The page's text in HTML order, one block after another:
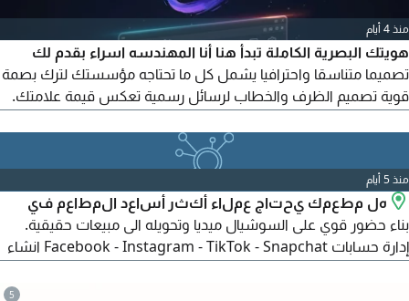
منذ 4 أيام
هويتك البصرية الكاملة تبدأ هنا أنا المهندسه اسراء بقدم لك
تصميما متناسقا واحترافيا يشمل كل ما تحتاجه مؤسستك لترك بصمة
قوية تصميم الظرف والخطاب لرسائل رسمية تعكس قيمة علامتك.
بوابتك الأنيقة لشبكة علاقاتك. بروفايل المؤسسة قصة نجاحك
مصممة ببراعة. وجميع مطبوعاتك الأخرى لضمان الاتساق التام في
كل تفصيل. تميز الآن بهوية
منذ 5 أيام
هل مطعمك يحتاج عملاء أكثر أساعد المطاعم في
بناء حضور قوي على السوشيال ميديا وتحويله الى مبيعات حقيقية.
إدارة حسابات Facebook - Instagram - TikTok - Snapchat انشاء
5